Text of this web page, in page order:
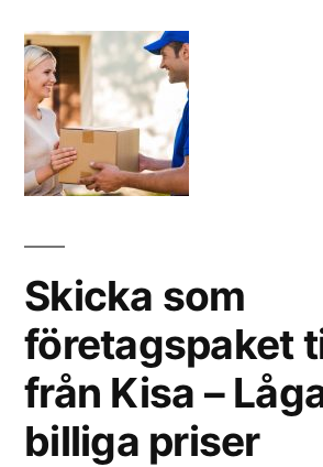
Skicka som
företagspaket
från Kisa –
billiga priser